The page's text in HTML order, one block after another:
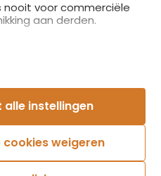
uw volgende bestelling.
het laatste nieuws
nooit voor commerciële
aan derden.
de Adwords-
trading bij Google
De aldus verkregen
van het adres van
overgebracht naar en
op servers in de
instellingen
cookies weigeren